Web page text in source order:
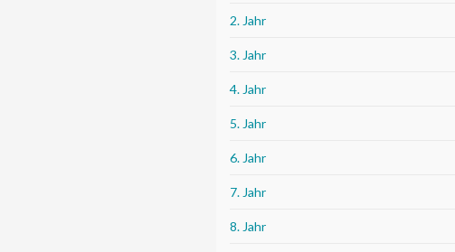
2. Jahr
3. Jahr
4. Jahr
5. Jahr
6. Jahr
7. Jahr
8. Jahr